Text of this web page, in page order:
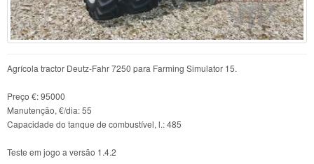
Agrícola tractor Deutz-Fahr 7250 para Farming Simulator 15.
Preço €: 95000
Manutenção, €/dia: 55
Capacidade do tanque de combustível, l.: 485
Teste em jogo a versão 1.4.2